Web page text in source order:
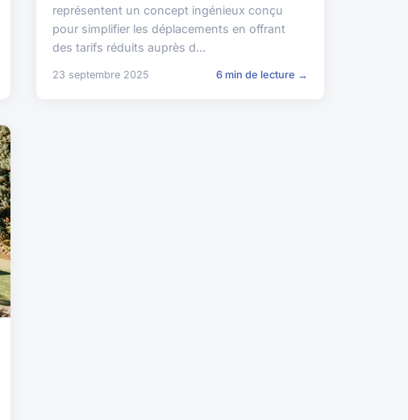
représentent un concept ingénieux conçu
pour simplifier les déplacements en offrant
des tarifs réduits auprès d...
23 septembre 2025 6 min de lecture →